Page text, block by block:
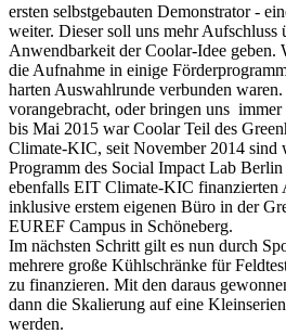
ersten selbstgebauten Demonstrator -
weiter. Dieser soll uns mehr Aufschluss
Anwendbarkeit der Coolar-Idee geben.
die Aufnahme in einige
harten Auswahlrunde verbunden waren.
vorangebracht, oder bringen uns
bis Mai 2015 war Coolar Teil des
Climate-KIC, seit November 2014 sind
Programm des Social Impact Lab
ebenfalls EIT Climate-KIC finanzierten
inklusive erstem eigenen Büro in der
EUREF Campus in Schöneberg.
Im nächsten Schritt gilt es nun durch
mehrere große Kühlschränke für
zu finanzieren. Mit den daraus
dann die Skalierung auf eine
werden.